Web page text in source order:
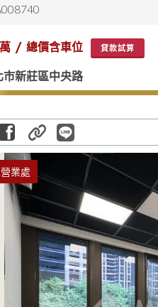
萬 / 總價含車位 貸款試算
新莊區中央路
業處